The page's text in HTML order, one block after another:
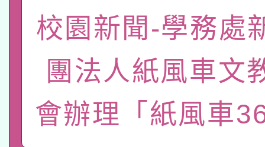
「數位內容與教學軟
pilot」
有關大陸委員會函釋公
薪期間赴陸應申請許可
轉知經濟部水利署委託
業技術研究院辦理「
115年8月22日(星期六
桃園市孔廟祈福系列
2026年桃園地景藝術
校園新聞-學務處
團法人紙風車文
會辦理「紙風車